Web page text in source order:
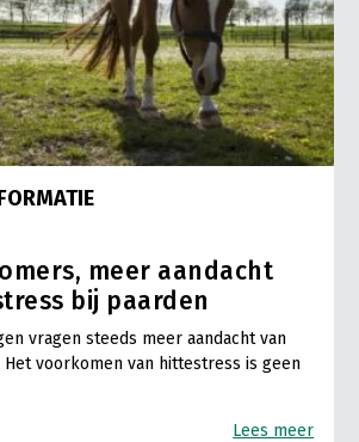
meer aandacht
bij paarden
vragen steeds meer aandacht van
Het voorkomen van hittestress is geen
Lees meer